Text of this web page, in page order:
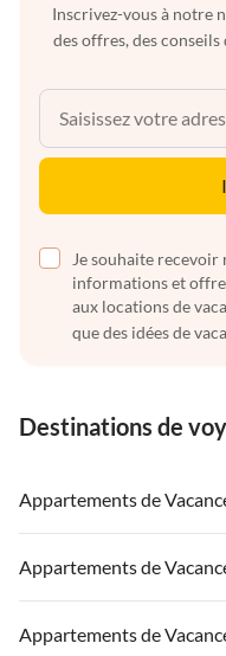
Inscrivez-vous à notre
des offres, des
Je souhaite
informations et
aux locations de
que des idées de
Destinations de
Appartements de
Appartements de Vacances à
Appartements de Vacances à
Appartements de Vacances à
Appartements de
Appartements de Vacances à
Appartements de